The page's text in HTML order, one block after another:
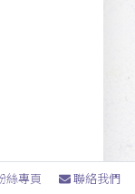
絲專頁 聯絡我們